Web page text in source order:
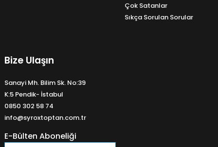
Çok Satanlar
Sıkça Sorulan Sorular
Bize Ulaşın
Sanayi Mh. Bilim Sk. No:39
K:5 Pendik- İstabul
0850 302 58 74
info@syroxtoptan.com.tr
E-Bülten Aboneliği